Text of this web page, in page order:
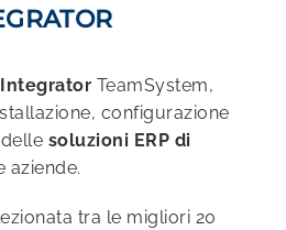
TeamSystem,
configurazione
soluzioni ERP di
aziende.
tra le migliori 20